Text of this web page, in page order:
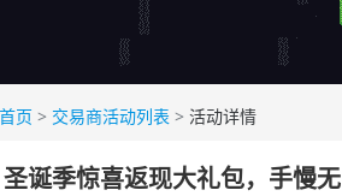
首页 > 交易商活动列表 > 活动详情
诞季惊喜返现大礼包，手慢无